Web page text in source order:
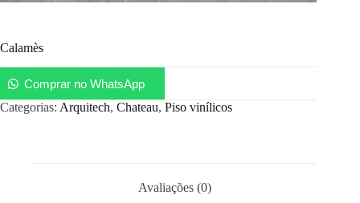
Calamès
Comprar no WhatsApp
Categorias: Arquitech, Chateau, Piso vinílicos
Avaliações (0)